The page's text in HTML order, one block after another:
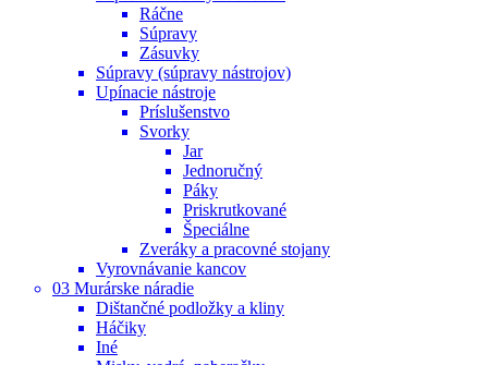
Ráčne
Súpravy
Zásuvky
Súpravy (súpravy nástrojov)
Upínacie nástroje
Príslušenstvo
Svorky
Jar
Jednoručný
Páky
Priskrutkované
Špeciálne
Zveráky a pracovné stojany
Vyrovnávanie kancov
03 Murárske náradie
Dištančné podložky a kliny
Háčiky
Iné